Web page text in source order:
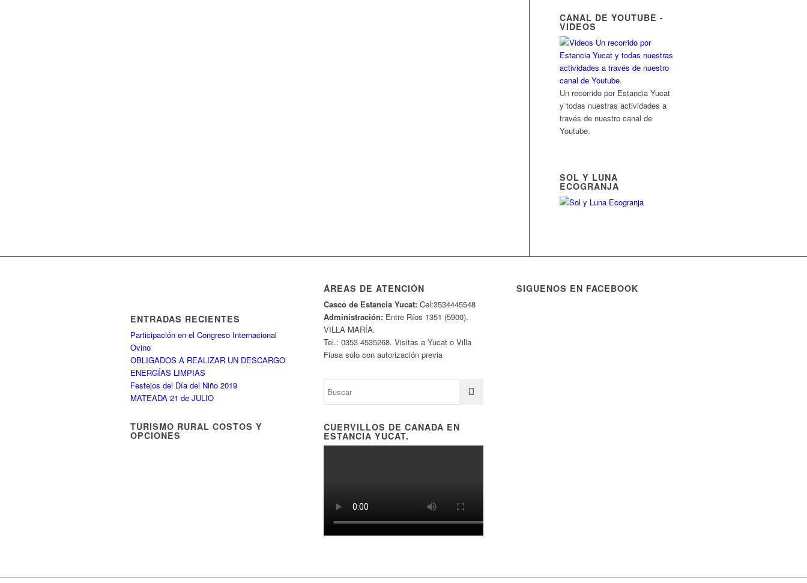
CANAL DE YOUTUBE -
VIDEOS
Un recorrido por Estancia Yucat
y todas nuestras actividades a
través de nuestro canal de
Youtube.
SOL Y LUNA
ECOGRANJA
ENTRADAS RECIENTES
Participación en el Congreso Internacional
Ovino
OBLIGADOS A REALIZAR UN DESCARGO
ENERGÍAS LIMPIAS
Festejos del Día del Niño 2019
MATEADA 21 de JULIO
TURISMO RURAL COSTOS Y
OPCIONES
ÁREAS DE ATENCIÓN
Casco de Estancia Yucat:Cel:3534445548
Administración:Entre Ríos 1351 (5900).
VILLA MARÍA.
Tel.: 0353 4535268. Visitas a Yucat o Villa
Fiusa solo con autorización previa
CUERVILLOS DE CAÑADA EN
ESTANCIA YUCAT.
SIGUENOS EN FACEBOOK